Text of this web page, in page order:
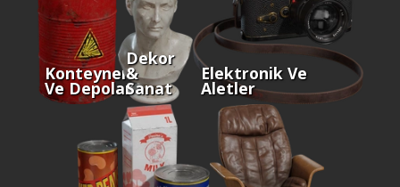
Konteynerler
Ve Depolama
Dekor
&
Sanat
Elektronik Ve
Aletler